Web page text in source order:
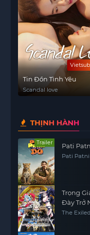
Tin Đồn Tình Yêu
Scandal love
THỊNH HÀNH
Trailer Pati
Pati
Trọng
Đày Trở
Game
The